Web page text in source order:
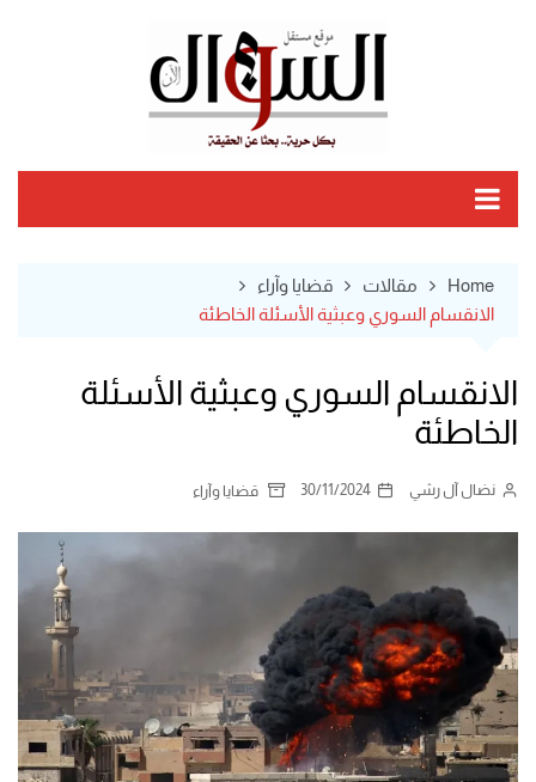
Home مقالات
قضايا وآراء
الانقسام السوري وعبثية الأسئلة الخاطئة
الانقسام السوري وعبثية الأسئلة
الخاطئة
نضال آل رشي 30/11/2024 قضايا وآراء